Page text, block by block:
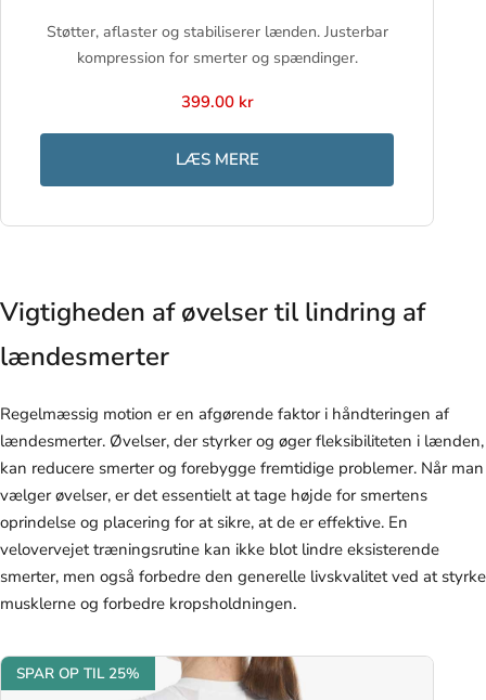
Støtter, aflaster og stabiliserer lænden. Justerbar
kompression for smerter og spændinger.
399.00 kr
LÆS MERE
Vigtigheden af øvelser til lindring af
lændesmerter
Regelmæssig motion er en afgørende faktor i håndteringen af
lændesmerter. Øvelser, der styrker og øger fleksibiliteten i lænden,
kan reducere smerter og forebygge fremtidige problemer. Når man
vælger øvelser, er det essentielt at tage højde for smertens
oprindelse og placering for at sikre, at de er effektive. En
velovervejet træningsrutine kan ikke blot lindre eksisterende
smerter, men også forbedre den generelle livskvalitet ved at styrke
musklerne og forbedre kropsholdningen.
SPAR OP TIL 25%